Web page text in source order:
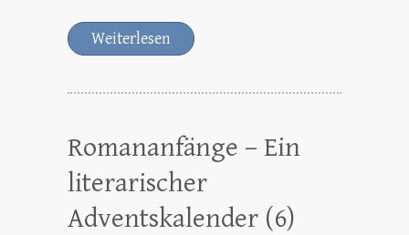
Weiterlesen
Romananfänge – Ein
literarischer
Adventskalender (6)